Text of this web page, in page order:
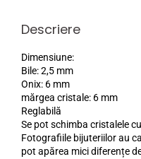
Descriere
Dimensiune:
Bile: 2,5 mm
Onix: 6 mm
mărgea cristale: 6 mm
Reglabilă
Se pot schimba cristalele
Fotografiile bijuteriilor au
pot apărea mici diferențe